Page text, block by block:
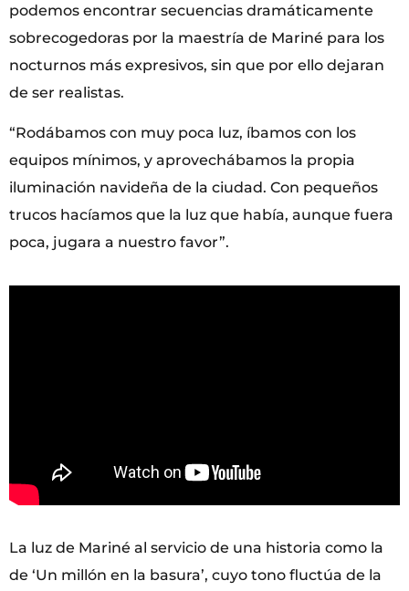
podemos encontrar secuencias dramáticamente
sobrecogedoras por la maestría de Mariné para los
nocturnos más expresivos, sin que por ello dejaran
de ser realistas.
“Rodábamos con muy poca luz, íbamos con los
equipos mínimos, y aprovechábamos la propia
iluminación navideña de la ciudad. Con pequeños
trucos hacíamos que la luz que había, aunque fuera
poca, jugara a nuestro favor”.
La luz de Mariné al servicio de una historia como la
de ‘Un millón en la basura’, cuyo tono fluctúa de la